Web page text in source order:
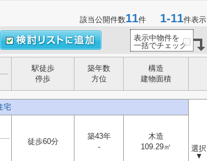
該当公開件数11件 1-11件表示
表示中物件を
一括でチェック
駅徒歩
停歩
築年数
方位
構造
建物面積
宅
選択
▼
徒歩60分
築43年
-
木造
109.29㎡